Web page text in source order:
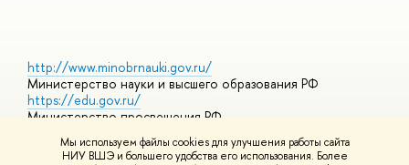
Мы используем файлы cookies для улучшения работы сайта
НИУ ВШЭ и большего удобства его использования. Более
http://www.minobrnauki.gov.ru/
Министерство науки и высшего образования РФ
https://edu.gov.ru/
Министерство просвещения РФ
Массовые открытые онлайн-курсы